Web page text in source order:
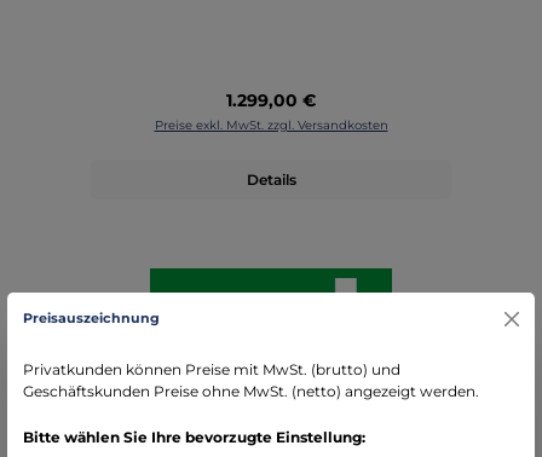
Regulärer Preis:
1.299,00 €
Preise exkl. MwSt. zzgl. Versandkosten
Details
Preisauszeichnung
Privatkunden können Preise mit MwSt. (brutto) und
Geschäftskunden Preise ohne MwSt. (netto) angezeigt werden.
Bitte wählen Sie Ihre bevorzugte Einstellung: